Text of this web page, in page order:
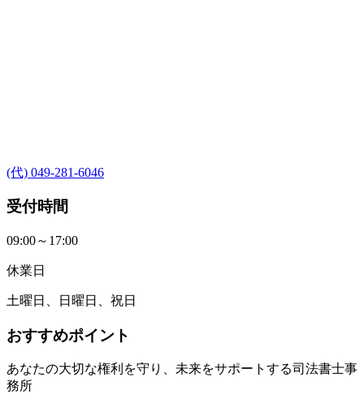
(代) 049-281-6046
受付時間
09:00～17:00
休業日
土曜日、日曜日、祝日
おすすめポイント
あなたの大切な権利を守り、未来をサポートする司法書士事
務所